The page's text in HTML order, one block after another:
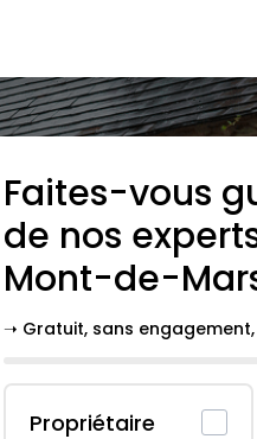
Faites-vous
de nos
Mont-de-
➝ Gratuit, sans
Propriétaire